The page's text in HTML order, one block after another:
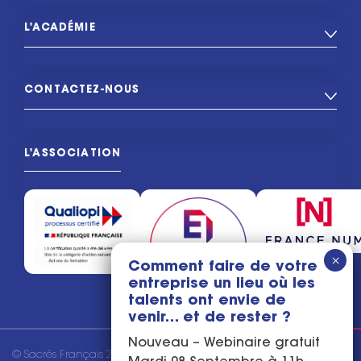
L'ACADÉMIE
CONTACTEZ-NOUS
L'ASSOCIATION
© Sacrés Français 2026 Mentions légales
Comment faire de votre
entreprise un lieu où les
talents ont envie de
venir… et de rester ?
Nouveau – Webinaire gratuit